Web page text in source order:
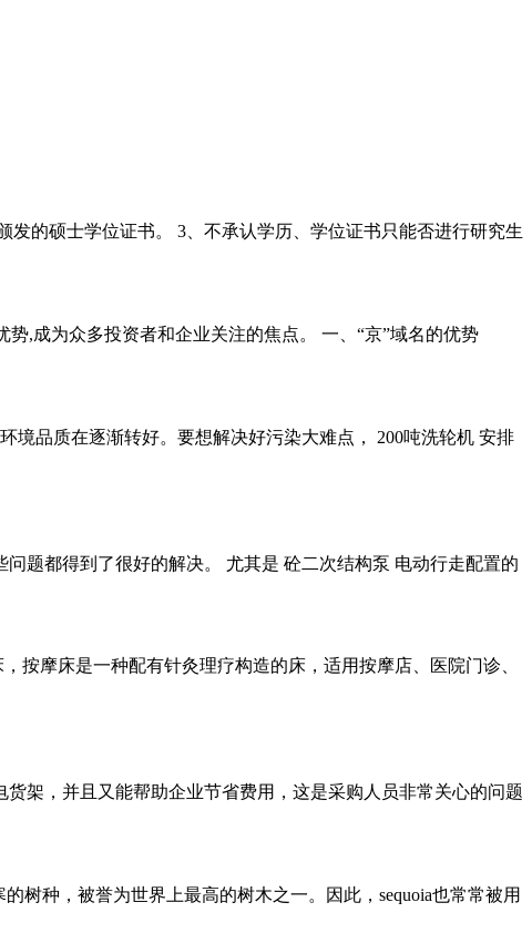
的硕士学位证书。 3、不承认学历、学位证书只能否进行研究生
,成为众多投资者和企业关注的焦点。 一、“京”域名的优势
境品质在逐渐转好。要想解决好污染大难点， 200吨洗轮机 安排
题都得到了很好的解决。 尤其是 砼二次结构泵 电动行走配置的
按摩床是一种配有针灸理疗构造的床，适用按摩店、医院门诊、
架，并且又能帮助企业节省费用，这是采购人员非常关心的问题
树种，被誉为世界上最高的树木之一。因此，sequoia也常常被用